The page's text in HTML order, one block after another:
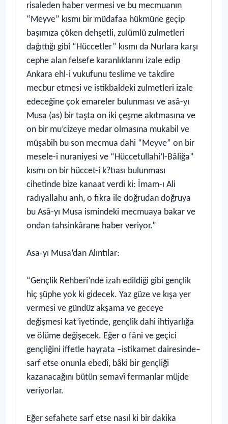
risaleden haber vermesi ve bu mecmuanın
“Meyve” kısmı bir müdafaa hükmüne geçip
başımıza çöken dehşetli, zulümlü zulmetleri
dağıttığı gibi “Hüccetler” kısmı da Nurlara karşı
cephe alan felsefe karanlıklarını izale edip
Ankara ehl-i vukufunu teslime ve takdire
mecbur etmesi ve istikbaldeki zulmetleri izale
edeceğine çok emareler bulunması ve asâ-yı
Musa (as) bir taşta on iki çeşme akıtmasına ve
on bir mu’cizeye medar olmasına mukabil ve
müşabih bu son mecmua dahi “Meyve” on bir
mesele-i nuraniyesi ve “Hüccetullahi’l-Bâliğa”
kısmı on bir hüccet-i k?tıası bulunması
cihetinde bize kanaat verdi ki: İmam-ı Ali
radıyallahu anh, o fıkra ile doğrudan doğruya
bu Asâ-yı Musa ismindeki mecmuaya bakar ve
ondan tahsinkârane haber veriyor.”
Asa-yı Musa’dan Alıntılar:
“Gençlik Rehberi’nde izah edildiği gibi gençlik
hiç şüphe yok ki gidecek. Yaz güze ve kışa yer
vermesi ve gündüz akşama ve geceye
değişmesi kat’iyetinde, gençlik dahi ihtiyarlığa
ve ölüme değişecek. Eğer o fâni ve geçici
gençliğini iffetle hayrata –istikamet dairesinde–
sarf etse onunla ebedî, bâki bir gençliği
kazanacağını bütün semavî fermanlar müjde
veriyorlar.
Eğer sefahete sarf etse nasıl ki bir dakika